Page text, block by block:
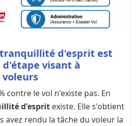
tranquillité d'esprit est
d'étape visant à
voleurs
contre le vol n'existe pas. En
d'esprit existe. Elle s'obtient
avez rendu la tâche du voleur la